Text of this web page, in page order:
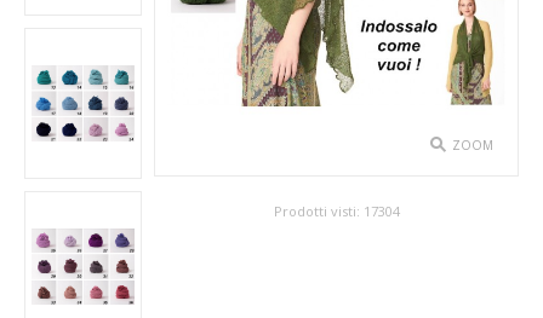
SPETTACOLO
ABITI TEATRALI
GONNE
SPOSA
ZOOM
Prodotti visti: 17304